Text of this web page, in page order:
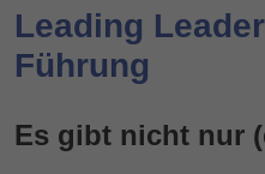
Leading
Führung
Es gibt nicht nur